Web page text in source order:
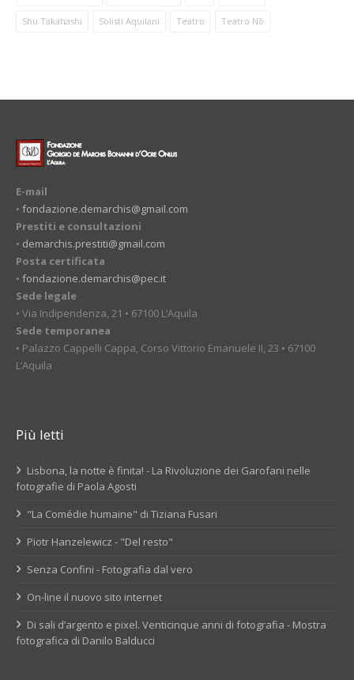
Shu Takahashi Solisti Aquilani Teatro Teatro Nō
E-mail
• fondazione.demarchis@gmail.com
Prestiti e consultazioni
• demarchis.prestiti@gmail.com
Posta certificata
• fondazione.demarchis@pec.it
Sede legale
• Via Indipendenza, 21 • 67100 L’Aquila
Sede temporanea
• Palazzo Cappelli Cappa, Corso Vittorio Emanuele II, 23 • 67100
L’Aquila
Più letti
Lisbona, la notte è finita! - La Rivoluzione dei Garofani nelle
fotografie di Paola Agosti
"La Comédie humaine" di Tiziana Fusari
Piotr Hanzelewicz - "Del resto"
Senza Confini - Fotografia dal vero
On-line il nuovo sito internet
Di sali d’argento e pixel. Venticinque anni di fotografia - Mostra
fotografica di Danilo Balducci